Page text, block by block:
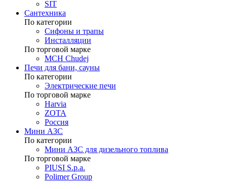
SIT
Сантехника
По категории
Сифоны и трапы
Инсталляции
По торговой марке
MCH Chudej
Печи для бани, сауны
По категории
Электрические печи
По торговой марке
Harvia
ZOTA
Россия
Мини АЗС
По категории
Мини АЗС для дизельного топлива
По торговой марке
PIUSI S.p.a.
Polimer Group